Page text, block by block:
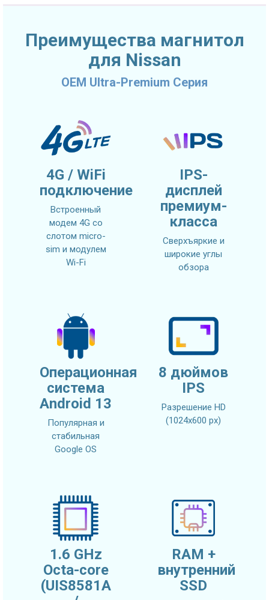
Преимущества магнитол
для Nissan
OEM Ultra-Premium Серия
4G / WiFi
подключение
Встроенный
модем 4G со
слотом micro-
sim и модулем
Wi-Fi
IPS-
дисплей
премиум-
класса
Сверхъяркие и
широкие углы
обзора
Операционная
система
Android 13
Популярная и
стабильная
Google OS
8 дюймов
IPS
Разрешение HD
(1024х600 px)
1.6 GHz
Octa-core
(UIS8581A
RAM +
внутренний
SSD